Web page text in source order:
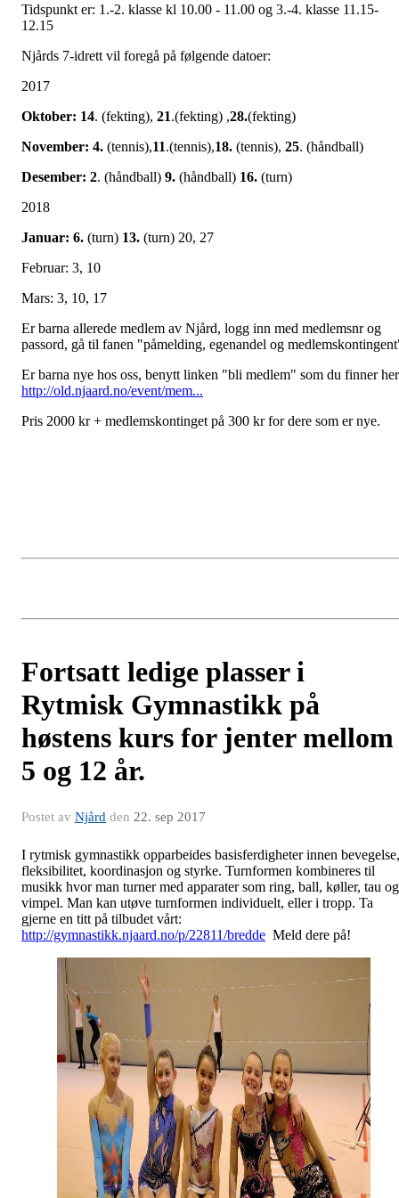
Tidspunkt er: 1.-2. klasse kl 10.00 - 11.00 og 3.-4. klasse 11.15-
12.15
Njårds 7-idrett vil foregå på følgende datoer:
2017
Oktober: 14. (fekting), 21.(fekting) ,28.(fekting)
November: 4. (tennis),11.(tennis),18. (tennis), 25. (håndball)
Desember: 2. (håndball) 9. (håndball) 16. (turn)
2018
Januar: 6. (turn) 13. (turn) 20, 27
Februar: 3, 10
Mars: 3, 10, 17
Er barna allerede medlem av Njård, logg inn med medlemsnr og
passord, gå til fanen "påmelding, egenandel og
Er barna nye hos oss, benytt linken "bli medlem" som du finner
http://old.njaard.no/event/mem...
Pris 2000 kr + medlemskontinget på 300 kr for dere som er nye.
Fortsatt ledige plasser i
Rytmisk Gymnastikk på
høstens kurs for jenter mellom
5 og 12 år.
Postet av Njård den 22. sep 2017
I rytmisk gymnastikk opparbeides basisferdigheter innen bevegelse,
fleksibilitet, koordinasjon og styrke. Turnformen kombineres til
musikk hvor man turner med apparater som ring, ball, køller, tau og
vimpel. Man kan utøve turnformen individuelt, eller i tropp. Ta
gjerne en titt på tilbudet vårt:
http://gymnastikk.njaard.no/p/22811/bredde Meld dere på!